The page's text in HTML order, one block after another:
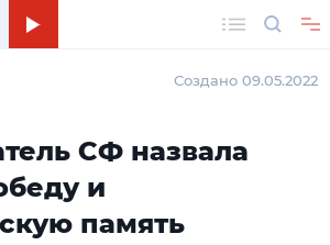
Создано 09.05.2022
СФ назвала
и
память